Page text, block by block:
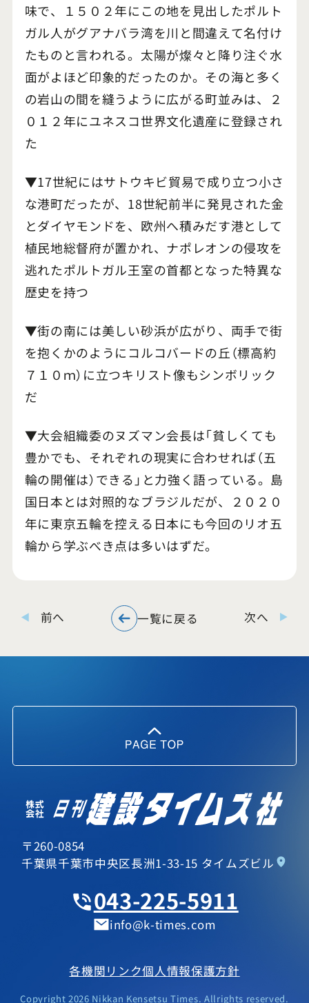
味で、１５０２年にこの地を見出したポルト
ガル人がグアナバラ湾を川と間違えて名付け
たものと言われる。太陽が燦々と降り注ぐ水
面がよほど印象的だったのか。その海と多く
の岩山の間を縫うように広がる町並みは、２
０１２年にユネスコ世界文化遺産に登録され
た
▼17世紀にはサトウキビ貿易で成り立つ小さ
な港町だったが、18世紀前半に発見された金
とダイヤモンドを、欧州へ積みだす港として
植民地総督府が置かれ、ナポレオンの侵攻を
逃れたポルトガル王室の首都となった特異な
歴史を持つ
▼街の南には美しい砂浜が広がり、両手で街
を抱くかのようにコルコバードの丘（標高約
７１０ｍ）に立つキリスト像もシンボリック
だ
▼大会組織委のヌズマン会長は「貧しくても
豊かでも、それぞれの現実に合わせれば（五
輪の開催は）できる」と力強く語っている。島
国日本とは対照的なブラジルだが、２０２０
年に東京五輪を控える日本にも今回のリオ五
輪から学ぶべき点は多いはずだ。
前へ 一覧に戻る 次へ
〒260-0854
千葉県千葉市中央区長洲1-33-15 タイムズビル
043-225-5911
info k-times.com
各機関リンク個人情報保護方針
Copyright 2026 Nikkan Kensetsu Times. Allrights reserved.